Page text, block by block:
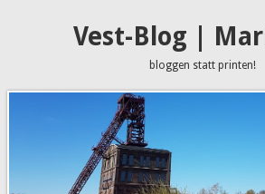
Vest-Blog |
bloggen statt printen!